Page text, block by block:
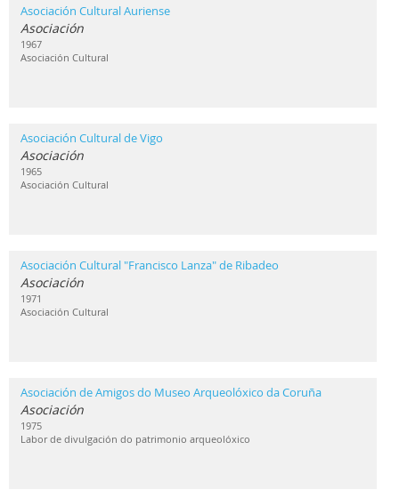
Asociación Cultural Auriense
Asociación
1967
Asociación Cultural
Asociación Cultural de Vigo
Asociación
1965
Asociación Cultural
Asociación Cultural "Francisco Lanza" de Ribadeo
Asociación
1971
Asociación Cultural
Asociación de Amigos do Museo Arqueolóxico da Coruña
Asociación
1975
Labor de divulgación do patrimonio arqueolóxico